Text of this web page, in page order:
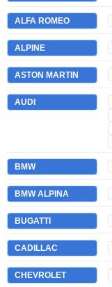
ALFA ROMEO
ALPINE
ASTON MARTIN
AUDI
BMW
BMW ALPINA
BUGATTI
CADILLAC
CHEVROLET